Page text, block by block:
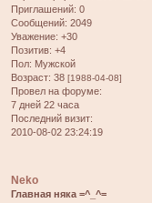
Приглашений: 0
Сообщений: 2049
Уважение: +30
Позитив: +4
Пол: Мужской
Возраст: 38 [1988-04-08]
Провел на форуме:
7 дней 22 часа
Последний визит:
2010-08-02 23:24:19
Neko
Главная няка =^_^=